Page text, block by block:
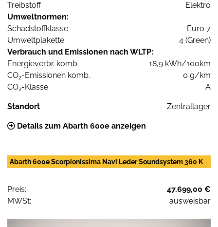
Treibstoff
Elektro
Umweltnormen:
Schadstoffklasse
Euro 7
Umweltplakette
4 (Green)
Verbrauch und Emissionen nach WLTP:
Energieverbr. komb.
18,9 kWh/100km
CO2-Emissionen komb.
0 g/km
CO2-Klasse A
Standort Zentrallager
Details zum Abarth 600e anzeigen
Abarth 600e Scorpionissima Navi Leder Soundsystem 360 K
Preis:
47.699,00 €
MWSt:
ausweisbar